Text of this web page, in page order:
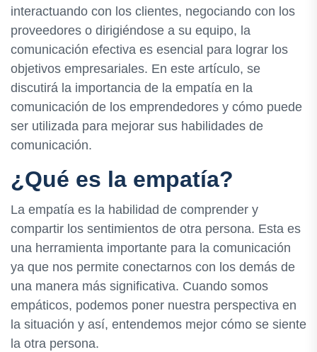
interactuando con los clientes, negociando con los
proveedores o dirigiéndose a su equipo, la
comunicación efectiva es esencial para lograr los
objetivos empresariales. En este artículo, se
discutirá la importancia de la empatía en la
comunicación de los emprendedores y cómo puede
ser utilizada para mejorar sus habilidades de
comunicación.
¿Qué es la empatía?
La empatía es la habilidad de comprender y
compartir los sentimientos de otra persona. Esta es
una herramienta importante para la comunicación
ya que nos permite conectarnos con los demás de
una manera más significativa. Cuando somos
empáticos, podemos poner nuestra perspectiva en
la situación y así, entendemos mejor cómo se siente
la otra persona.